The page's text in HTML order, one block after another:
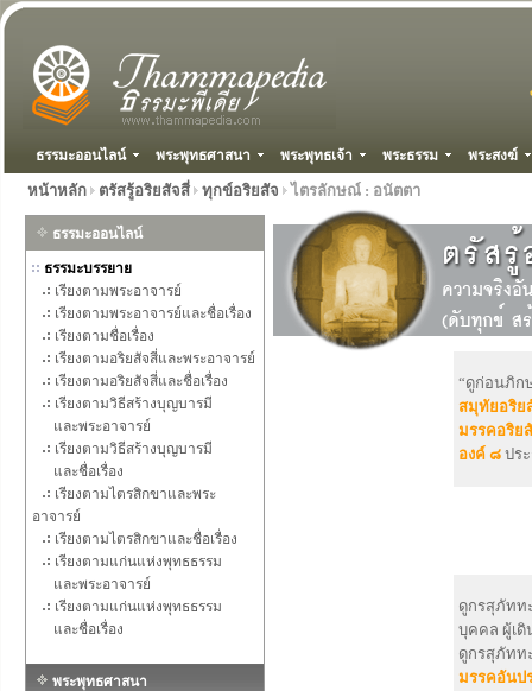
ธรรมะออนไลน์ พระพุทธศาสนา พระพุทธเจ้า พระธรรม พระสงฆ์
หน้าหลัก ตรัสรู้อริยสัจสี่ ทุกข์อริยสัจ ไตรลักษณ์ : อนัตตา
ธรรมะออนไลน์
ธรรมะบรรยาย
เรียงตามพระอาจารย์
เรียงตามพระอาจารย์และชื่อเรื่อง
เรียงตามชื่อเรื่อง
เรียงตามอริยสัจสี่และพระอาจารย์
เรียงตามอริยสัจสี่และชื่อเรื่อง
เรียงตามวิธีสร้างบุญบารมี
และพระอาจารย์
เรียงตามวิธีสร้างบุญบารมี
และชื่อเรื่อง
เรียงตามไตรสิกขาและพระ
อาจารย์
เรียงตามไตรสิกขาและชื่อเรื่อง
เรียงตามแก่นแห่งพุทธธรรม
และพระอาจารย์
เรียงตามแก่นแห่งพุทธธรรม
และชื่อเรื่อง
พระพุทธศาสนา
“ดูก่อนภิก
สมุทัยอริย
มรรคอริย
องค์ ๘ ปร
ดูกรสุภัทท
บุคคล ผู้เดิ
ดูกรสุภัทท
มรรคอันป